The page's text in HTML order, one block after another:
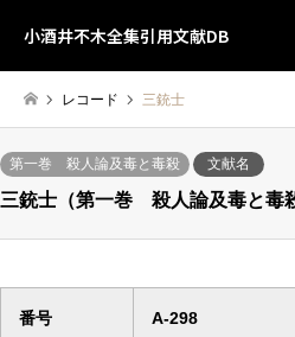
小酒井不木全集引用文献DB
レコード 三銃士
第一巻 殺人論及毒と毒殺 文献名
三銃士（第一巻 殺人論及毒と毒
番号 A-298